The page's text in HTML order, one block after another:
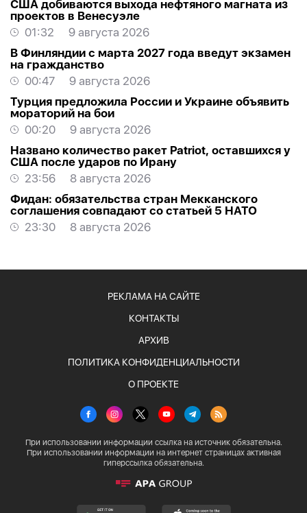
США добиваются выхода нефтяного магната из
проектов в Венесуэле
01:32
9 августа 2026
В Финляндии с марта 2027 года введут экзамен
на гражданство
00:47
9 августа 2026
Турция предложила России и Украине объявить
мораторий на бои
00:20
9 августа 2026
Названо количество ракет Patriot, оставшихся у
США после ударов по Ирану
23:56
8 августа 2026
Фидан: обязательства стран Мекканского
соглашения совпадают со статьей 5 НАТО
23:30
8 августа 2026
РЕКЛАМА НА САЙТЕ
КОНТАКТЫ
АРХИВ
ПОЛИТИКА КОНФИДЕНЦИАЛЬНОСТИ
О ПРОЕКТЕ
При использовании информации ссылка на источник обязательна.
При использовании информации на интернет страницах активная
гиперссылка обязательна.